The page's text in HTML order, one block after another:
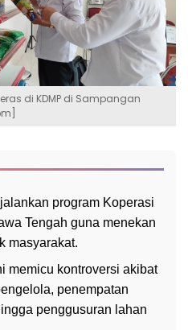
di KDMP di Sampangan
program Koperasi
Tengah guna menekan
masyarakat.
memicu kontroversi akibat
penempatan
penggusuran lahan